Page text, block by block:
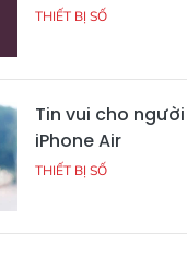
THIẾT BỊ SỐ
Tin vui cho
iPhone Air
THIẾT BỊ SỐ